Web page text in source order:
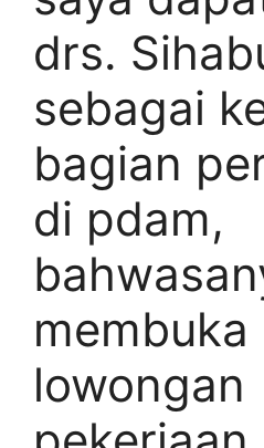
drs.
sebagai
bagian
di pdam,
membuka
lowongan